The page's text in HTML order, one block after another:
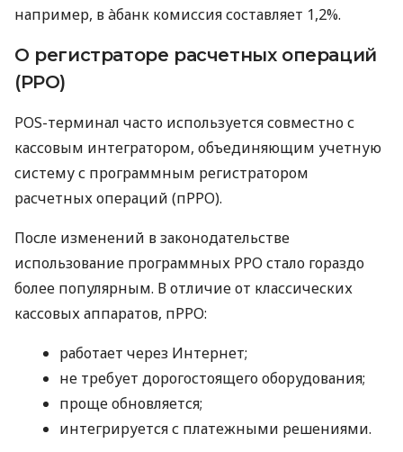
например, в àбанк комиссия составляет 1,2%.
О регистраторе расчетных операций
(РРО)
POS-терминал часто используется совместно с
кассовым интегратором, объединяющим учетную
систему с программным регистратором
расчетных операций (пРРО).
После изменений в законодательстве
использование программных РРО стало гораздо
более популярным. В отличие от классических
кассовых аппаратов, пРРО:
работает через Интернет;
не требует дорогостоящего оборудования;
проще обновляется;
интегрируется с платежными решениями.